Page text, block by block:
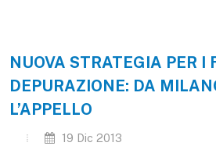
NUOVA STRATEGIA PER I
DEPURAZIONE: DA
L’APPELLO
19 Dic 2013